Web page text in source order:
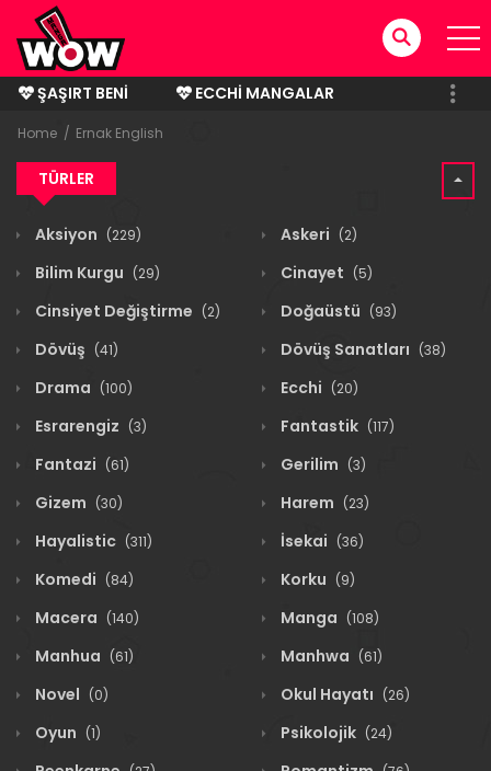
ŞAŞIRT BENI
ECCHI MANGALAR
BITMIŞ MANGALAR
Home Ernak English
TÜRLER
Aksiyon (229) Askeri (2)
Bilim Kurgu (29) Cinayet (5)
Cinsiyet Değiştirme (2) Doğaüstü (93)
Dövüş (41) Dövüş Sanatları (38)
Drama (100) Ecchi (20)
Esrarengiz (3) Fantastik (117)
Fantazi (61) Gerilim (3)
Gizem (30) Harem (23)
Hayalistic (311) İsekai (36)
Komedi (84) Korku (9)
Macera (140) Manga (108)
Manhua (61) Manhwa (61)
Novel (0) Okul Hayatı (26)
Oyun (1) Psikolojik (24)